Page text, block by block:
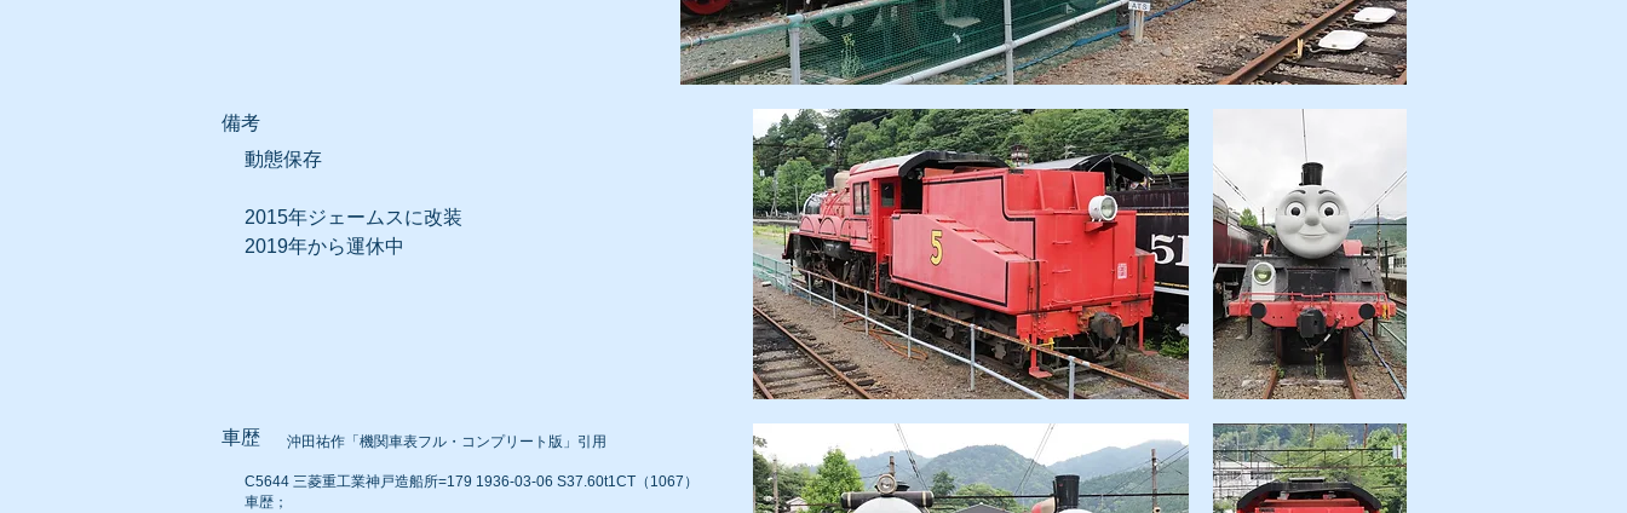
​備考
動態保存
2015年ジェームスに改装
​2019年から運休中
車歴 沖田祐作「機関車表フル・コンプリート版」引用
C5644 三菱重工業神戸造船所=179 1936-03-06 S37.60t1CT（1067）
車歴；